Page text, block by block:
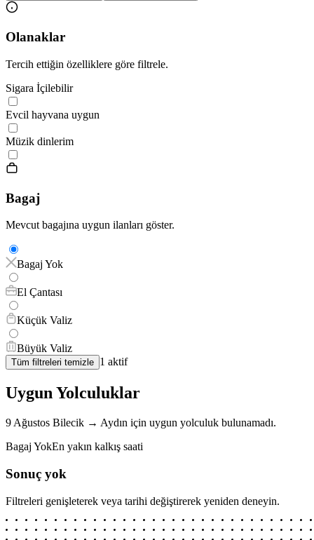
Olanaklar
Tercih ettiğin özelliklere göre filtrele.
Sigara İçilebilir
Evcil hayvana uygun
Müzik dinlerim
Bagaj
Mevcut bagajına uygun ilanları göster.
Bagaj Yok
El Çantası
Küçük Valiz
Büyük Valiz
Tüm filtreleri temizle 1 aktif
Uygun Yolculuklar
9 Ağustos Bilecik → Aydın için uygun yolculuk bulunamadı.
Bagaj YokEn yakın kalkış saati
Sonuç yok
Filtreleri genişleterek veya tarihi değiştirerek yeniden deneyin.